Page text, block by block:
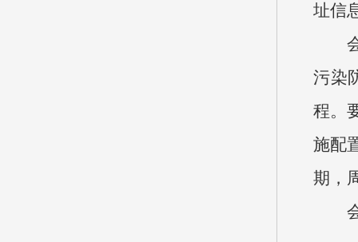
址信
污染
程。
施配
期，